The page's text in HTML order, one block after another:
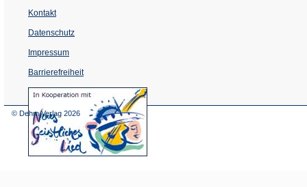
Kontakt
Datenschutz
Impressum
Barrierefreiheit
(Öffnet
in
© Dehm Verlag 2026